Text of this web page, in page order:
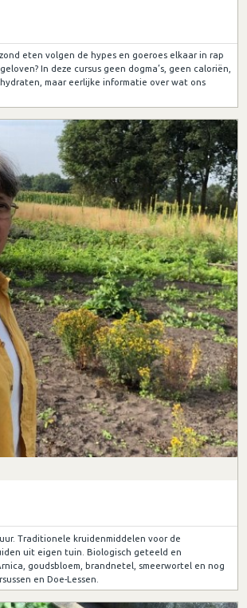
eten volgen de hypes en goeroes elkaar in rap
In deze cursus geen dogma’s, geen caloriën,
maar eerlijke informatie over wat ons
Traditionele kruidenmiddelen voor de
uit eigen tuin. Biologisch geteeld en
goudsbloem, brandnetel, smeerwortel en nog
en Doe-Lessen.